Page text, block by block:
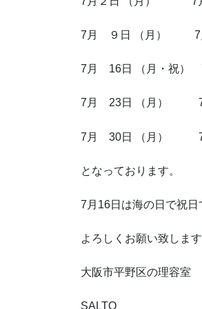
7月 ９日 （月） 7
7月 16日 （月・祝）
7月 23日 （月） 7
7月 30日 （月） 7
となっております。
7月16日は海の日で祝日
よろしくお願い致します
大阪市平野区の理容室
SALTO